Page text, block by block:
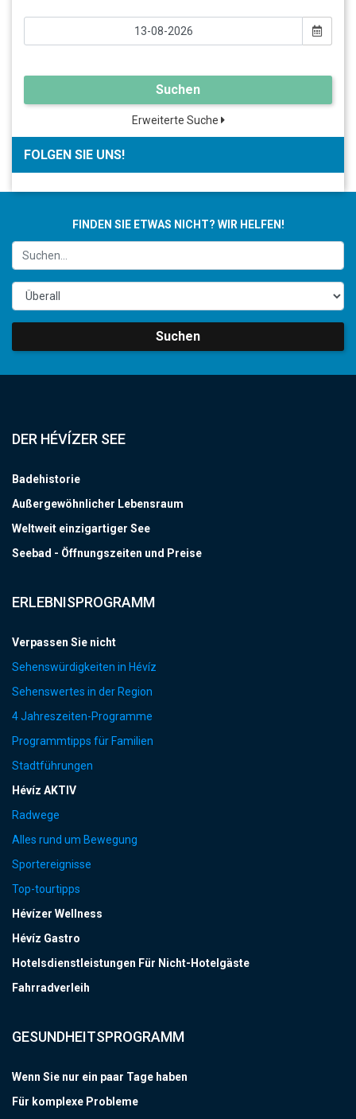
Suchen
Erweiterte Suche
FOLGEN SIE UNS!
FINDEN SIE ETWAS NICHT? WIR HELFEN!
Suchen
DER HÉVÍZER SEE
Badehistorie
Außergewöhnlicher Lebensraum
Weltweit einzigartiger See
Seebad - Öffnungszeiten und Preise
ERLEBNISPROGRAMM
Verpassen Sie nicht
Sehenswürdigkeiten in Hévíz
Sehenswertes in der Region
4 Jahreszeiten-Programme
Programmtipps für Familien
Stadtführungen
Hévíz AKTIV
Radwege
Alles rund um Bewegung
Sportereignisse
Top-tourtipps
Hévízer Wellness
Hévíz Gastro
Hotelsdienstleistungen Für Nicht-Hotelgäste
Fahrradverleih
GESUNDHEITSPROGRAMM
Wenn Sie nur ein paar Tage haben
Für komplexe Probleme